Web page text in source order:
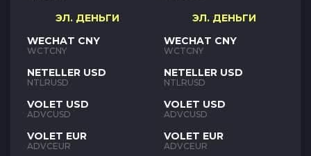
ЭЛ. ДЕНЬГИ
WECHAT CNY
WCTCNY
NETELLER USD
NTLRUSD
VOLET USD
ADVCUSD
VOLET EUR
ADVCEUR
ЭЛ. ДЕНЬГИ
WECHAT CNY
WCTCNY
NETELLER USD
NTLRUSD
VOLET USD
ADVCUSD
VOLET EUR
ADVCEUR